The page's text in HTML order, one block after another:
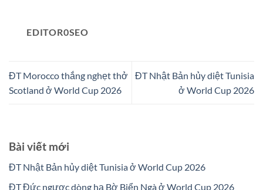
EDITOR0SEO
ĐT Morocco thắng nghẹt thở
Scotland ở World Cup 2026
ĐT Nhật Bản hủy diệt Tunisia
ở World Cup 2026
Bài viết mới
ĐT Nhật Bản hủy diệt Tunisia ở World Cup 2026
ĐT Đức ngược dòng hạ Bờ Biển Ngà ở World Cup 2026